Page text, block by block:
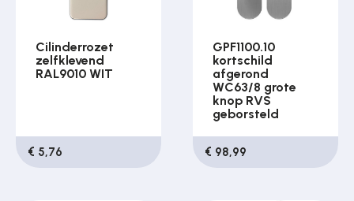
Cilinderrozet
zelfklevend
RAL9010 WIT
€ 5,76
GPF1100.10
kortschild
afgerond
WC63/8 grote
knop RVS
geborsteld
€ 98,99